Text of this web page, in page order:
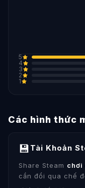
5
4
3
2
1
Các hình thức
💾 Tài Khoản
Share Steam chơi
cần đổi qua chế